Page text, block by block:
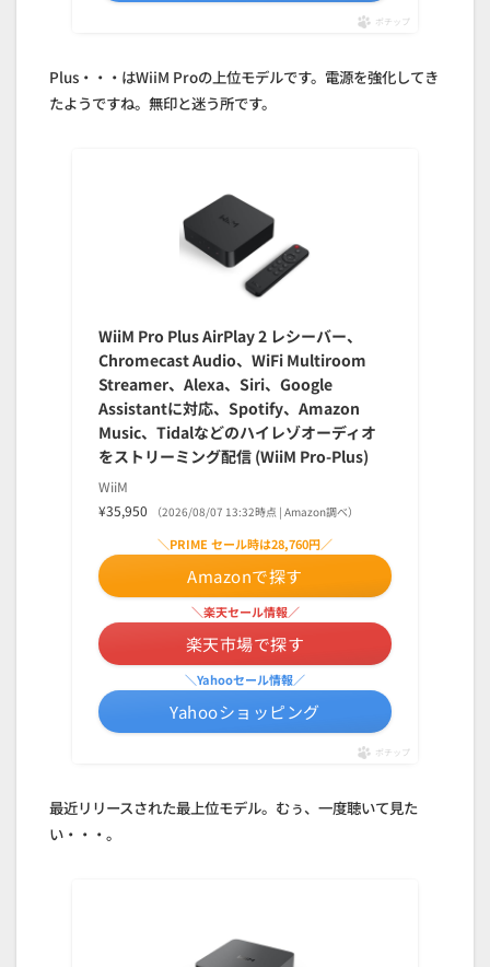
ポチップ
Plus・・・はWiiM Proの上位モデルです。電源を強化してき
たようですね。無印と迷う所です。
WiiM Pro Plus AirPlay 2 レシーバー、
Chromecast Audio、WiFi Multiroom
Streamer、Alexa、Siri、Google
Assistantに対応、Spotify、Amazon
Music、Tidalなどのハイレゾオーディオ
をストリーミング配信 (WiiM Pro-Plus)
WiiM
¥35,950
（2026/08/07 13:32時点 | Amazon調べ）
＼PRIME セール時は28,760円／
Amazonで探す
＼楽天セール情報／
楽天市場で探す
＼Yahooセール情報／
Yahooショッピング
ポチップ
最近リリースされた最上位モデル。むぅ、一度聴いて見た
い・・・。